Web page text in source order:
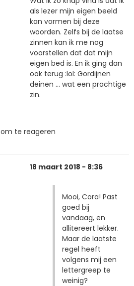
als lezer mijn eigen beeld
kan vormen bij deze
woorden. Zelfs bij de laatse
zinnen kan ik me nog
voorstellen dat dat mijn
eigen bed is. En ik ging dan
ook terug :lol: Gordijnen
deinen ... wat een prachtige
zin.
om te reageren
18 maart 2018 - 8:36
Mooi, Cora! Past
goed bij
vandaag, en
allitereert lekker.
Maar de laatste
regel heeft
volgens mij een
lettergreep te
weinig?